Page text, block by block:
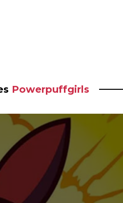
Powerpuffgirls